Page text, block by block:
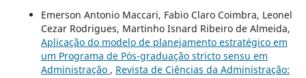
Emerson Antonio Maccari, Fabio Claro Coimbra, Leonel
Cezar Rodrigues, Martinho Isnard Ribeiro de Almeida,
Aplicação do modelo de planejamento estratégico em
um Programa de Pós-graduação stricto sensu em
Administração , Revista de Ciências da Administração: